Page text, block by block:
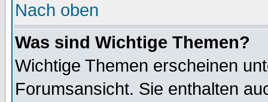
Nach oben
Was sind Wichtige Themen?
Wichtige Themen erscheinen
Forumsansicht. Sie enthalten